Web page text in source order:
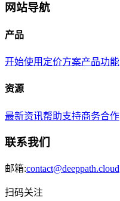
网站导航
产品
开始使用 定价方案产品功能
资源
最新资讯帮助支持商务合作
联系我们
邮箱:contact@deeppath.cloud
扫码关注